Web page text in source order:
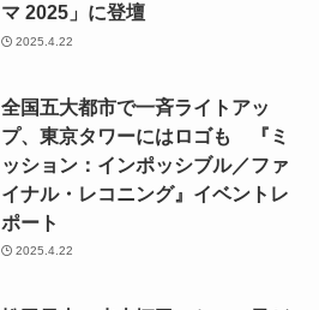
マ 2025」に登壇
2025.4.22
全国五大都市で一斉ライトアッ
プ、東京タワーにはロゴも 『ミ
ッション：インポッシブル／ファ
イナル・レコニング』イベントレ
ポート
2025.4.22